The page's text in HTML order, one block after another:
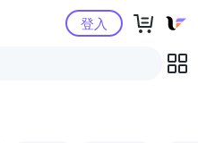
Yahoo購物中心登入